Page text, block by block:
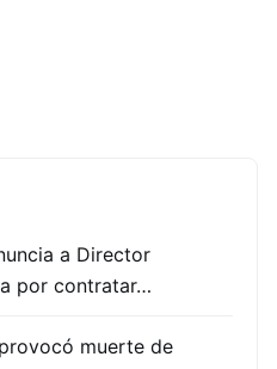
a Director
por contratar…
muerte de